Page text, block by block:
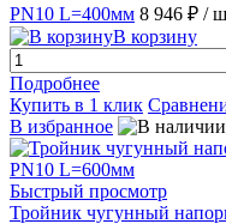
PN10 L=400мм 8 946 ₽ /
В корзину
Подробнее
Купить в 1 клик
В избранное
Быстрый просмотр
Тройник чугунный